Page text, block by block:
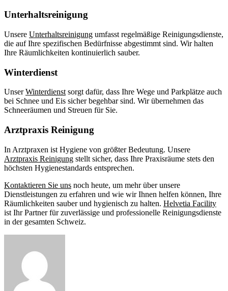
Unterhaltsreinigung
Unsere Unterhaltsreinigung umfasst regelmäßige Reinigungsdienste,
die auf Ihre spezifischen Bedürfnisse abgestimmt sind. Wir halten
Ihre Räumlichkeiten kontinuierlich sauber.
Winterdienst
UnserWinterdienst sorgt dafür, dass Ihre Wege und Parkplätze auch
bei Schnee und Eis sicher begehbar sind. Wir übernehmen das
Schneeräumen und Streuen für Sie.
Arztpraxis Reinigung
In Arztpraxen ist Hygiene von größter Bedeutung. Unsere
Arztpraxis Reinigung stellt sicher, dass Ihre Praxisräume stets den
höchsten Hygienestandards entsprechen.
Kontaktieren Sie uns noch heute, um mehr über unsere
Dienstleistungen zu erfahren und wie wir Ihnen helfen können, Ihre
Räumlichkeiten sauber und hygienisch zu halten. Helvetia Facility
ist Ihr Partner für zuverlässige und professionelle Reinigungsdienste
in der gesamten Schweiz.